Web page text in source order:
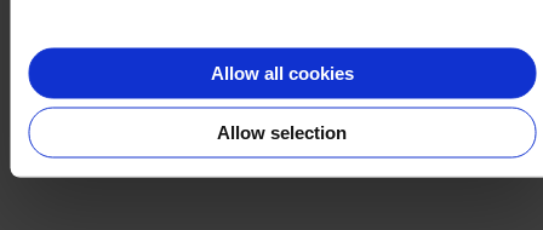
Allow all cookies
Allow selection
Biały renifer
WYBIERZ